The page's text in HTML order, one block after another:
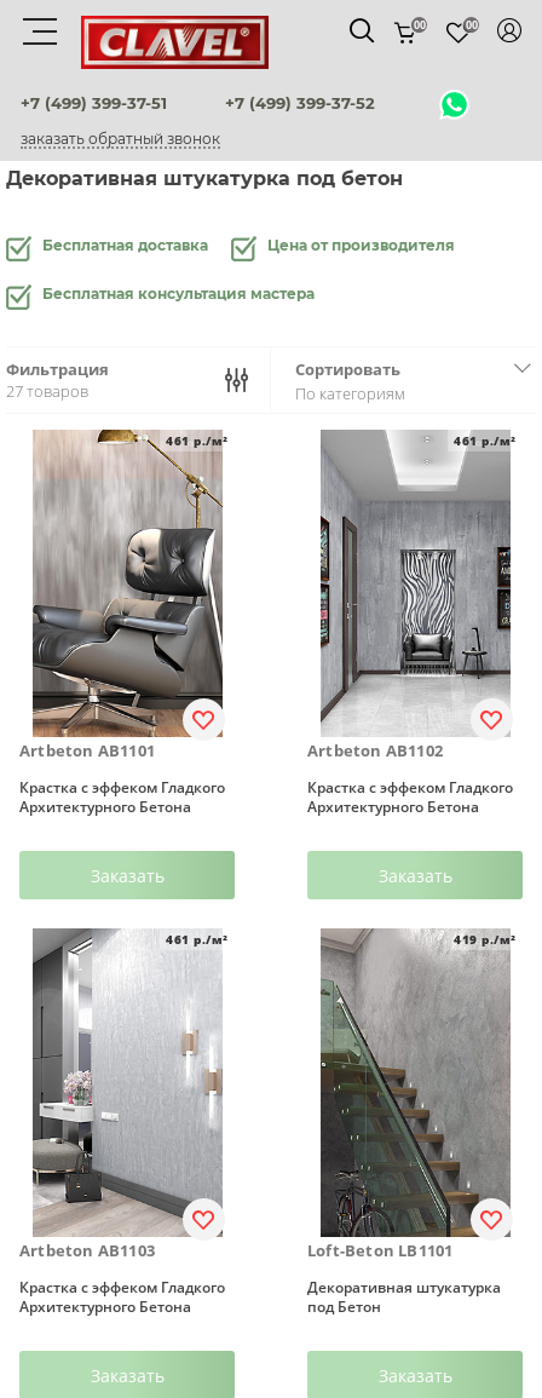
+7 (499) 399-37-51 +7 (499) 399-37-52
заказать обратный звонок
00 00
Материалы
штукатурки венецианские
фактурные штукатурки
мультиколорные краски
краски
воски и лаки
штукатурки для фасадов
грунтовки
колеры и добавки
декор. инструмент
трафареты для декора
Декоративная штукатурка под бетон
Бесплатная доставка Цена от производителя
Бесплатная консультация мастера
Фильтрация
27 товаров
Сортировать
По категориям
Artbeton AB1101
Крастка с эффеком Гладкого
Архитектурного Бетона
461р./м²
Заказать
Artbeton AB1102
Крастка с эффеком Гладкого
Архитектурного Бетона
461р./м²
Заказать
Artbeton AB1103
Крастка с эффеком Гладкого
Архитектурного Бетона
461 р./м²
Заказать
Loft-Beton LB1101
Декоративная штукатурка
под Бетон
419р./м²
Заказать